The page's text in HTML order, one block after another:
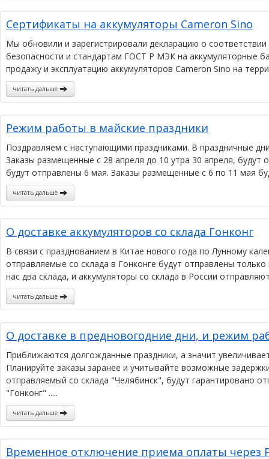
Сертификаты на аккумуляторы Cameron Sino
Мы обновили и зарегистрировали декларацию о
безопасности и стандартам ГОСТ Р МЭК на аккумуляторные
продажу и эксплуатацию аккумуляторов Cameron Sino на
читать дальше
Режим работы в майские праздники
Поздравляем с наступающими праздниками. В праздничные
Заказы размещенные с 28 апреля до 10 утра 30 апреля,
будут отправлены 6 мая. Заказы размещенные с 6 по 11 мая
читать дальше
О доставке аккумуляторов со склада Гонконг
В связи с празднованием в Китае нового года по Лунному
отправляемые со склада в Гонконге будут отправлены
нас два склада, и аккумуляторы со склада в России
читать дальше
О доставке в предновогодние дни, и режим
Приближаются долгожданные праздники, а значит
Планируйте заказы заранее и учитывайте возможные
отправляемый со склада "Челябинск", будут гарантировано
"Гонконг" .....
читать дальше
Временное отключение приема оплаты через